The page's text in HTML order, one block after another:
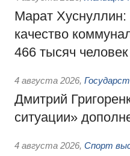
Марат
качество
466 тысяч человек
4 августа 2026,
Дмитрий
ситуации»
4 августа 2026, Спорт